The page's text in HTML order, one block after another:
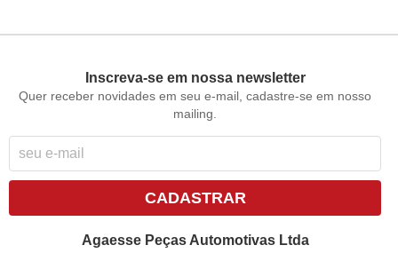
Inscreva-se em nossa newsletter
Quer receber novidades em seu e-mail, cadastre-se em nosso
mailing.
CADASTRAR
Agaesse Peças Automotivas Ltda